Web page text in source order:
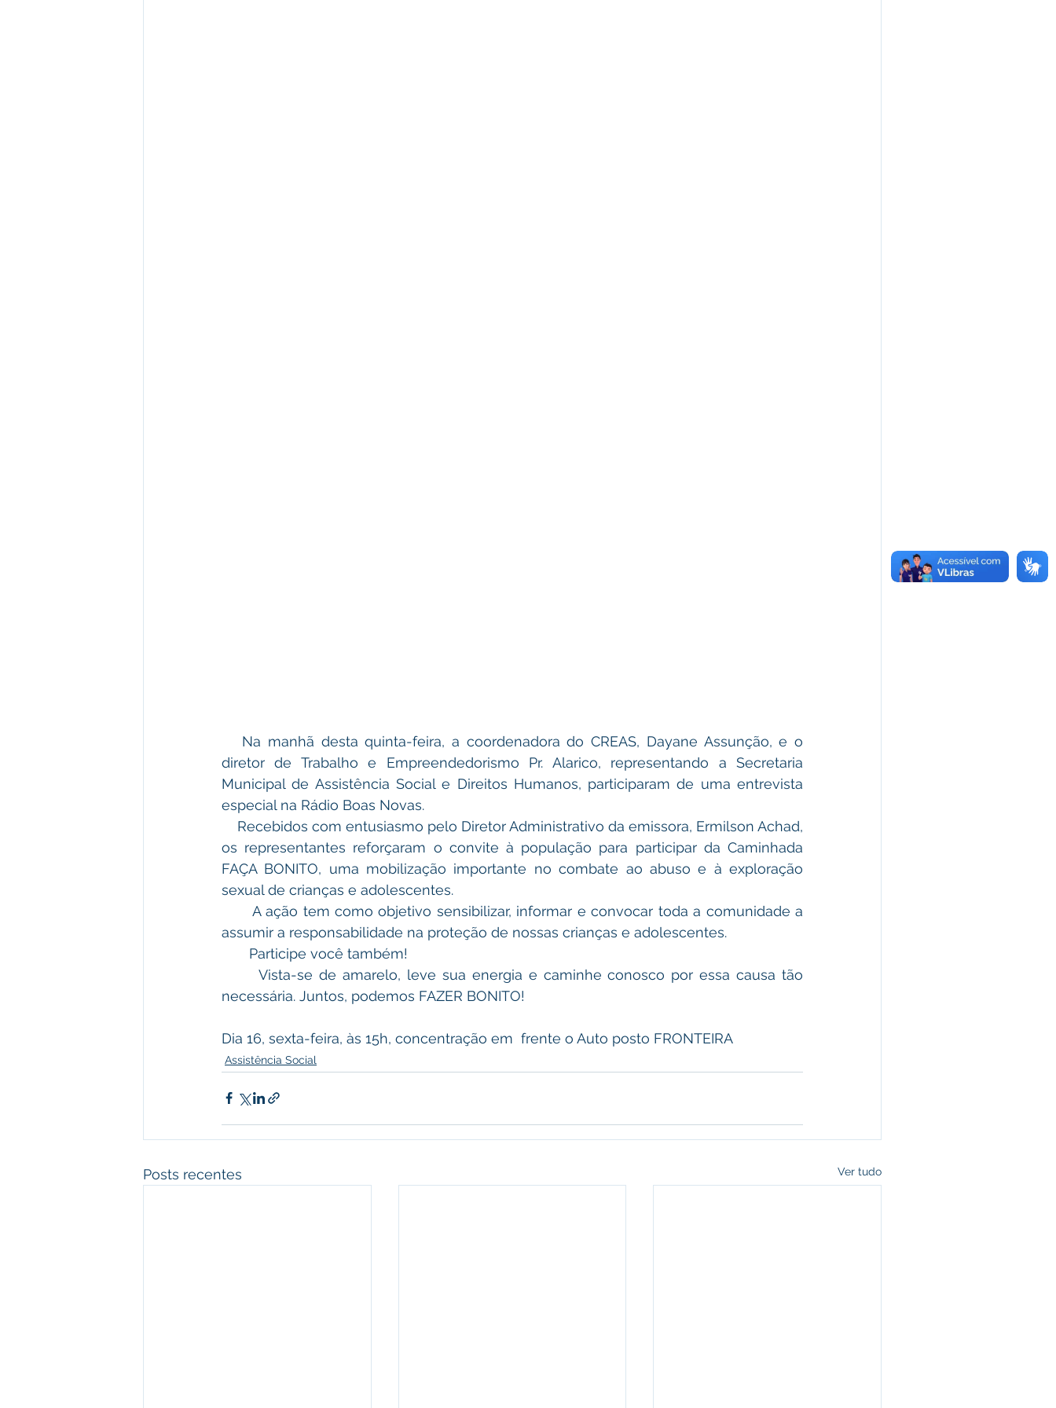
diretor de Trabalho e Empreendedorismo Pr. Alarico, representando a Secretaria
Municipal de Assistência Social e Direitos Humanos, participaram de uma entrevista
especial na Rádio Boas Novas.
os representantes reforçaram o convite à população para participar da Caminhada
FAÇA BONITO, uma mobilização importante no combate ao abuso e à exploração
sexual de crianças e adolescentes.
assumir a responsabilidade na proteção de nossas crianças e adolescentes.
       Participe você também!
      Vista-se de amarelo, leve sua energia e caminhe conosco por essa causa tão
necessária. Juntos, podemos FAZER BONITO!
Dia 16, sexta-feira, às 15h, concentração em  frente o Auto posto FRONTEIRA
Assistência Social
Posts recentes Ver tudo